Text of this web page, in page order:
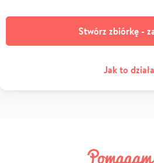
Stwórz zbiórkę -
Jak to